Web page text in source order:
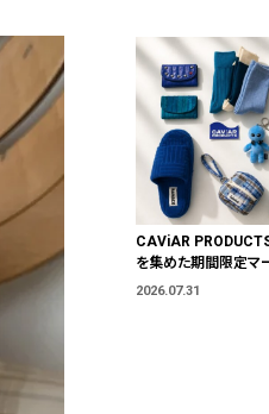
CAViAR
を集めた期間限定マ
T」が横浜に。ブラン
2026.07.31